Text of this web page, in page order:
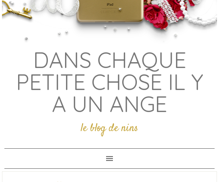
DANS CHAQUE
PETITE CHOSE IL Y
A UN ANGE
le blog de nins